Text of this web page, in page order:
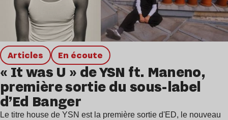
Articles en écoute
« It was U » de YSN ft. Maneno,
première sortie du sous-label
d’Ed Banger
Le titre house de YSN est la première sortie d'ED, le nouveau